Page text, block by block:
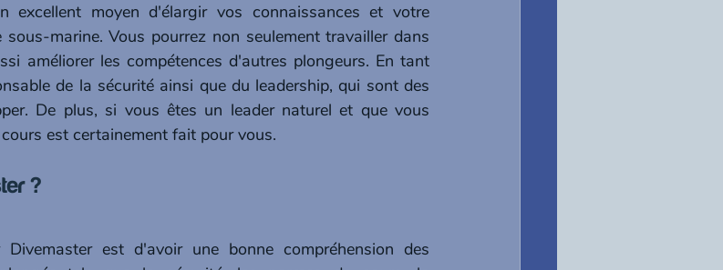
excellent moyen d'élargir vos connaissances et votre
sous-marine. Vous pourrez non seulement travailler dans
améliorer les compétences d'autres plongeurs. En tant
de la sécurité ainsi que du leadership, qui sont des
De plus, si vous êtes un leader naturel et que vous
est certainement fait pour vous.
?
est d'avoir une bonne compréhension des